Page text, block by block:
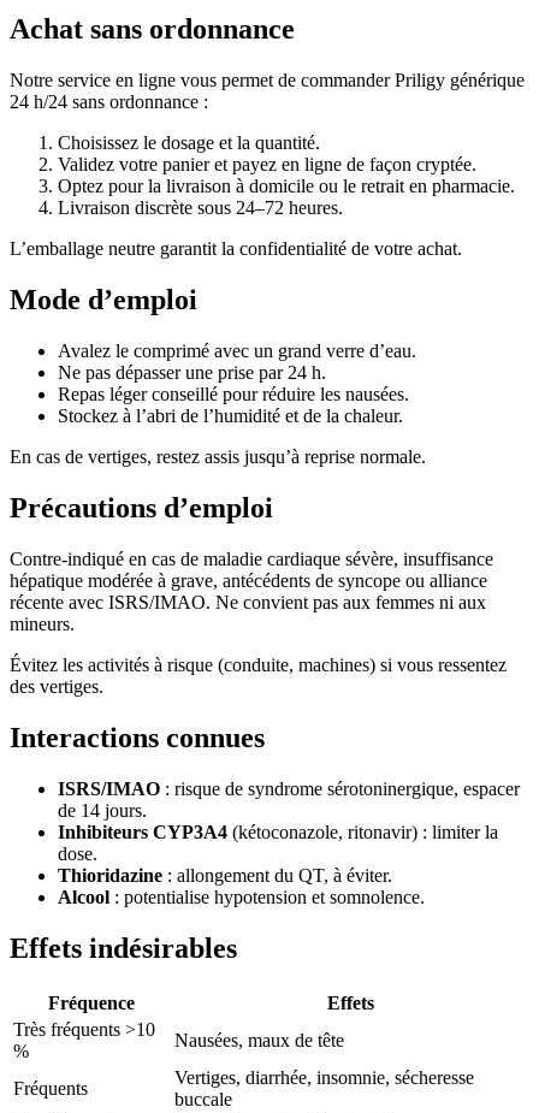
Achat sans ordonnance
Notre service en ligne vous permet de commander Priligy générique
24 h/24 sans ordonnance :
Choisissez le dosage et la quantité.
Validez votre panier et payez en ligne de façon cryptée.
Optez pour la livraison à domicile ou le retrait en pharmacie.
Livraison discrète sous 24–72 heures.
L’emballage neutre garantit la confidentialité de votre achat.
Mode d’emploi
Avalez le comprimé avec un grand verre d’eau.
Ne pas dépasser une prise par 24 h.
Repas léger conseillé pour réduire les nausées.
Stockez à l’abri de l’humidité et de la chaleur.
En cas de vertiges, restez assis jusqu’à reprise normale.
Précautions d’emploi
Contre-indiqué en cas de maladie cardiaque sévère, insuffisance
hépatique modérée à grave, antécédents de syncope ou alliance
récente avec ISRS/IMAO. Ne convient pas aux femmes ni aux
mineurs.
Évitez les activités à risque (conduite, machines) si vous ressentez
des vertiges.
Interactions connues
ISRS/IMAO : risque de syndrome sérotoninergique, espacer
de 14 jours.
Inhibiteurs CYP3A4 (kétoconazole, ritonavir) : limiter la
dose.
Thioridazine : allongement du QT, à éviter.
Alcool : potentialise hypotension et somnolence.
Effets indésirables
Fréquence
Effets
Très fréquents >10
%
Nausées, maux de tête
Fréquents
Vertiges, diarrhée, insomnie, sécheresse
buccale